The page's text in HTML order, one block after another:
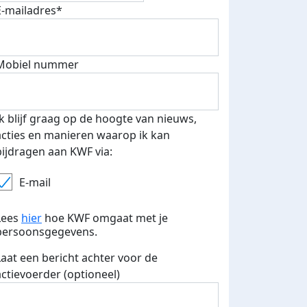
mailadres*
nummer
blijf graag op de hoogte van nieuws,
en manieren waarop ik kan
aan KWF via:
E-mail
hier hoe KWF omgaat met je
een bericht achter voor de
(optioneel)